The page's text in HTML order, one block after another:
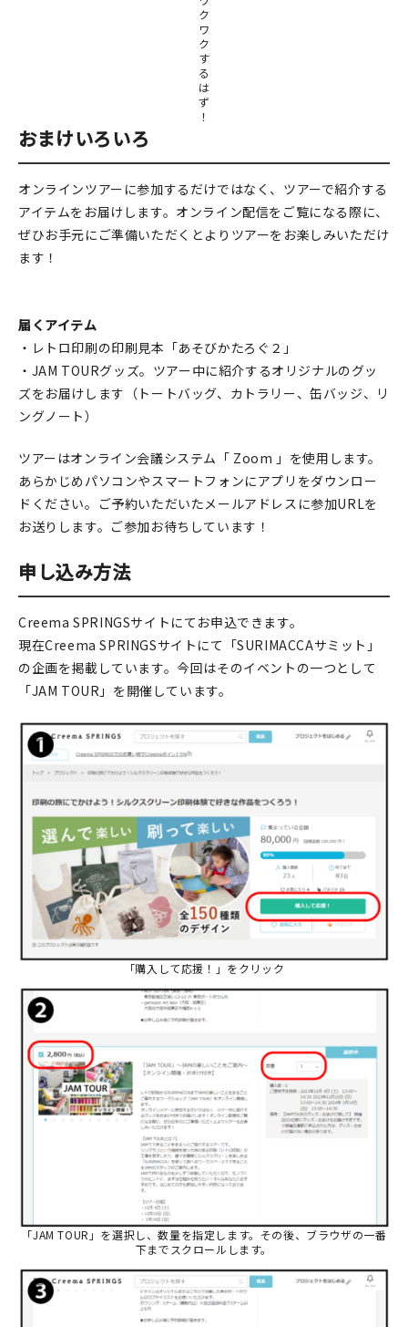
ク
ワ
ク
す
る
は
ず
！
おまけいろいろ
オンラインツアーに参加するだけではなく、ツアーで紹介する
アイテムをお届けします。オンライン配信をご覧になる際に、
ぜひお手元にご準備いただくとよりツアーをお楽しみいただけ
ます！
届くアイテム
・レトロ印刷の印刷見本「あそびかたろぐ２」
・JAM TOURグッズ。ツアー中に紹介するオリジナルのグッ
ズをお届けします（トートバッグ、カトラリー、缶バッジ、リ
ングノート）
ツアーはオンライン会議システム「 Zoom 」を使用します。
あらかじめパソコンやスマートフォンにアプリをダウンロー
ドください。ご予約いただいたメールアドレスに参加URLを
お送りします。ご参加お待ちしています！
申し込み方法
Creema SPRINGSサイトにてお申込できます。
現在Creema SPRINGSサイトにて「SURIMACCAサミット」
の企画を掲載しています。今回はそのイベントの一つとして
「JAM TOUR」を開催しています。
「購入して応援！」をクリック
「JAM TOUR」を選択し、数量を指定します。その後、ブラウザの一番
下までスクロールします。